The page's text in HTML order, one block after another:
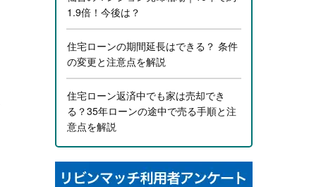
1.9倍！今後は？
住宅ローンの期間延長はできる？ 条件
の変更と注意点を解説
住宅ローン返済中でも家は売却でき
る？35年ローンの途中で売る手順と注
意点を解説